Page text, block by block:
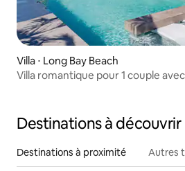
Villa ⋅ Long Bay Beach
Villa romantique pour 1 couple
Destinations à découvrir
Destinations à proximité Autres